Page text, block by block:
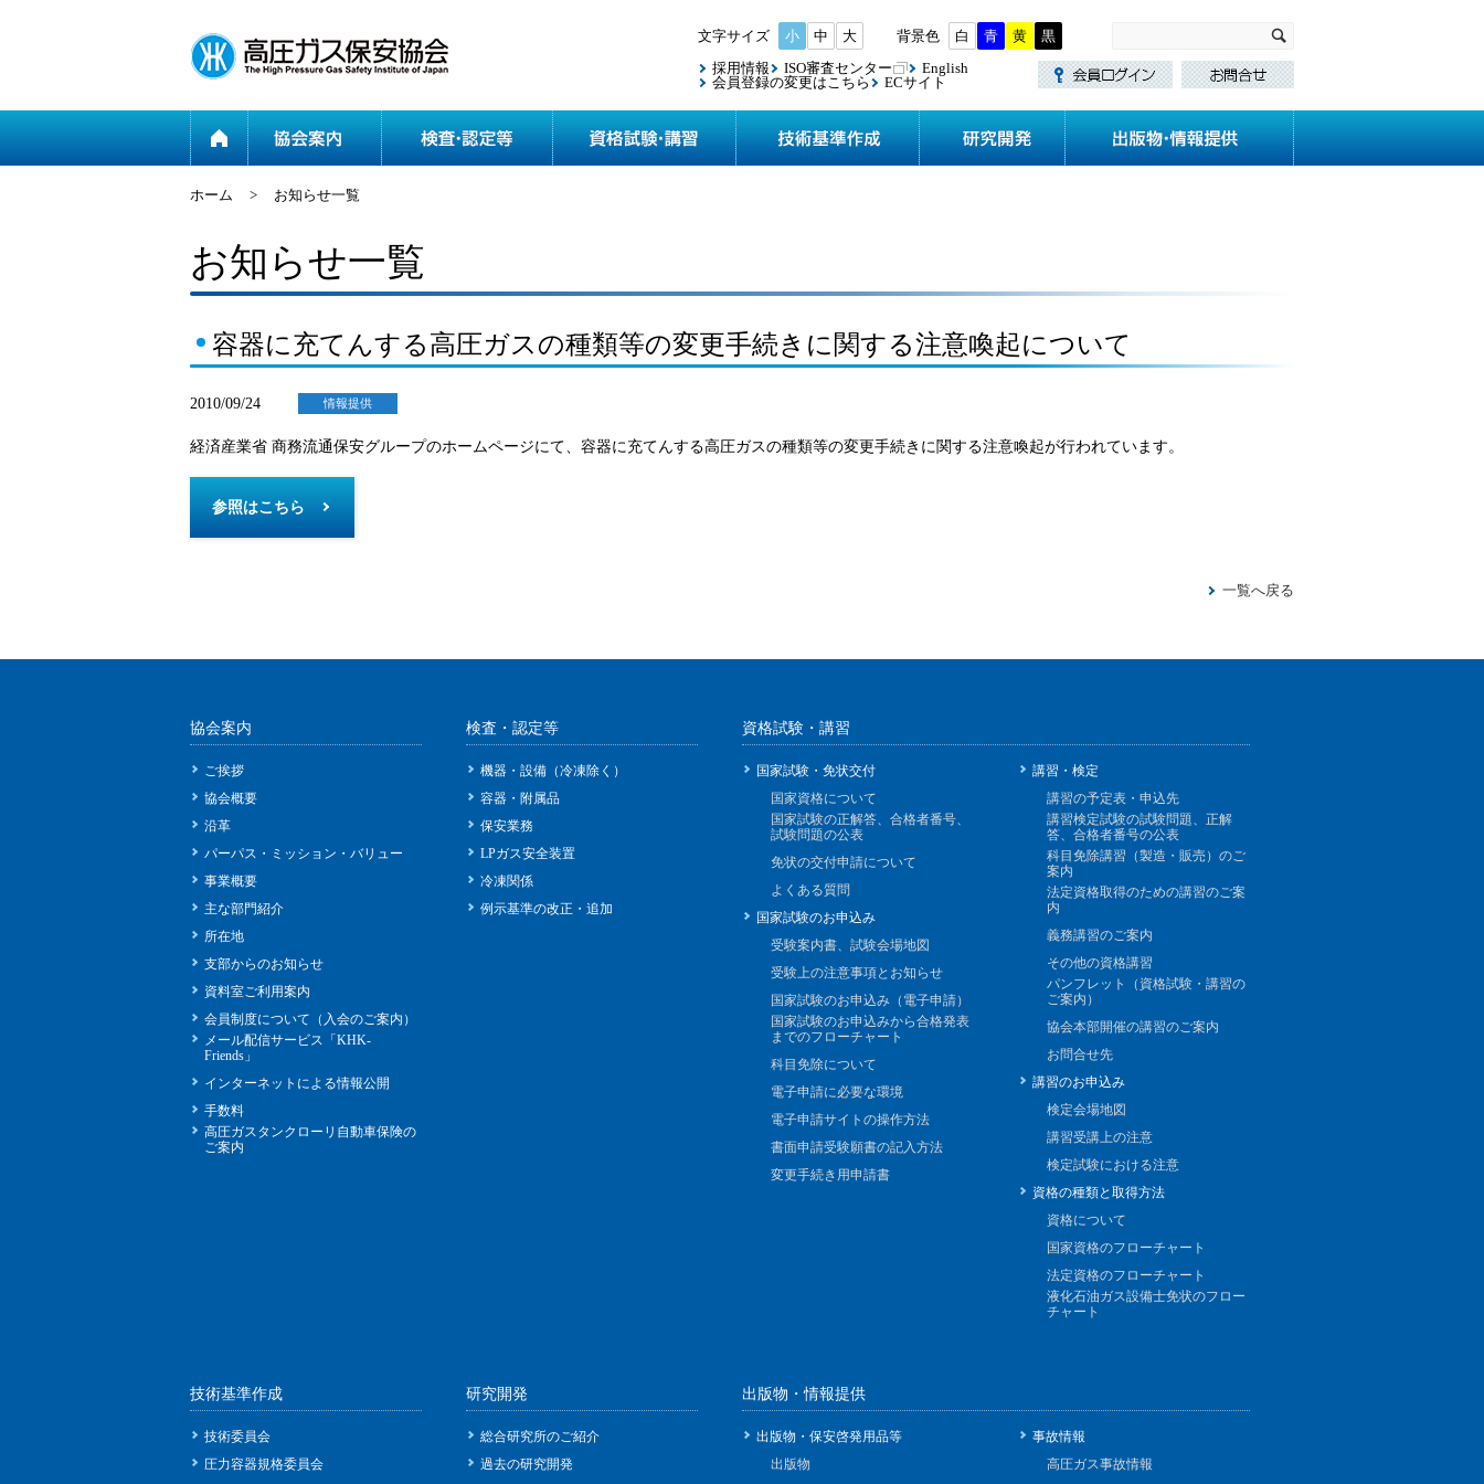
小 中 大 白 青 黄
黒
採用情報
ISO審査センター
English
会員登録の変更はこちら
ECサイト
協会案内 検査・認定等 資格試験・講習
ホーム > お知らせ一覧
お知らせ一覧
容器に充てんする高圧ガスの種類等の変更手続きに関する注意喚起について
2010/09/24 情報提供
経済産業省 商務流通保安グループのホームページにて、容器に充てんする高圧ガスの種類等の変更手続きに関する注意喚起が行われています。
参照はこちら
一覧へ戻る
協会案内
ご挨拶
協会概要
沿革
パーパス・ミッション・バリュー
事業概要
主な部門紹介
所在地
支部からのお知らせ
資料室ご利用案内
会員制度について（入会のご案内）
メール配信サービス「KHK-
Friends」
インターネットによる情報公開
手数料
高圧ガスタンクローリ自動車保険の
ご案内
検査・認定等
機器・設備（冷凍除く）
容器・附属品
保安業務
LPガス安全装置
冷凍関係
例示基準の改正・追加
資格試験・講習
国家試験・免状交付
国家資格について
国家試験の正解答、合格者番号、
試験問題の公表
免状の交付申請について
よくある質問
国家試験のお申込み
受験案内書、試験会場地図
受験上の注意事項とお知らせ
国家試験のお申込み（電子申請）
国家試験のお申込みから合格発表
までのフローチャート
科目免除について
電子申請に必要な環境
電子申請サイトの操作方法
書面申請受験願書の記入方法
変更手続き用申請書
講習・検定
講習の予定表・申込先
講習検定試験の試験問題、正解
答、合格者番号の公表
科目免除講習（製造・販売）のご
案内
法定資格取得のための講習のご案
内
義務講習のご案内
その他の資格講習
パンフレット（資格試験・講習の
ご案内）
協会本部開催の講習のご案内
お問合せ先
講習のお申込み
検定会場地図
講習受講上の注意
検定試験における注意
資格の種類と取得方法
資格について
国家資格のフローチャート
法定資格のフローチャート
液化石油ガス設備士免状のフロー
チャート
技術基準作成
技術委員会
圧力容器規格委員会
研究開発
総合研究所のご紹介
過去の研究開発
出版物・情報提供
出版物・保安啓発用品等
出版物
事故情報
高圧ガス事故情報